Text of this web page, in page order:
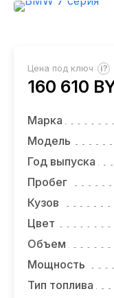
ЛИЗИНГ
НОВОСТИ
ОТЗЫВЫ
ВАКАНСИИ
О
КОНТАКТЫ
Цена под ключ ?
160 610
Марка
Модель
Год выпуска
Пробег
Кузов
Цвет
Объем
Мощность
Тип топлива